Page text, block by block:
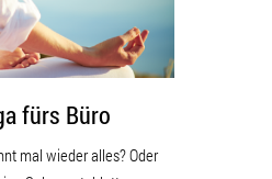
fürs Büro
mal wieder alles? Oder